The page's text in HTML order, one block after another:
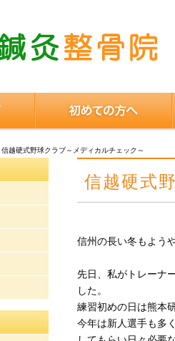
信越硬式野球クラブ～メディカルチェック～
信越硬式
信州の長い冬もよう
先日、私がトレーナ
した。
練習初めの日は熊本
今年は新人選手も多